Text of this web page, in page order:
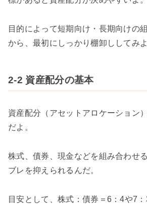
目的によって短期向け・長期向けの
から、最初にしっかり棚卸ししてみよ
2-2 資産配分の基本
資産配分（アセットアロケーション
だよ。
株式、債券、現金などを組み合わせ
ブレを抑えられるんだ。
目安として、株式：債券＝6：4や7